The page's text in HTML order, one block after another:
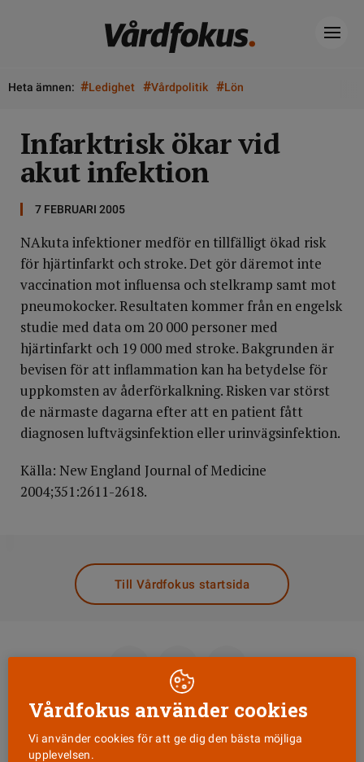
Heta ämnen: #Ledighet #Vårdpolitik #Lön
Infarktrisk ökar vid
akut infektion
7 FEBRUARI 2005
NAkuta infektioner medför en tillfälligt ökad risk
för hjärtinfarkt och stroke. Det gör däremot inte
vaccination mot influensa och stelkramp samt mot
pneumokocker. Resultaten kommer från en engelsk
studie med data om 20 000 personer med
hjärtinfarkt och 19 000 med stroke. Bakgrunden är
bevisen för att inflammation kan ha betydelse för
uppkomsten av åderförkalkning. Risken var störst
de närmaste dagarna efter att en patient fått
diagnosen luftvägsinfektion eller urinvägsinfektion.
Källa: New England Journal of Medicine
2004;351:2611-2618.
Till Vårdfokus startsida
Läs senaste numret
Vårdfokus använder cookies
Vi använder cookies för att ge dig den bästa möjliga
upplevelsen.